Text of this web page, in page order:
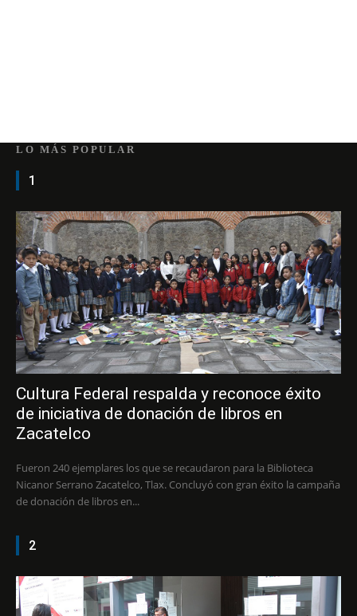
LO MÁS POPULAR
1
Cultura Federal respalda y reconoce éxito
de iniciativa de donación de libros en
Zacatelco
Fueron 240 ejemplares los que se recaudaron para la Biblioteca
Nicanor Serrano Zacatelco, Tlax. Concluyó con gran éxito la campaña
de donación de libros en...
2